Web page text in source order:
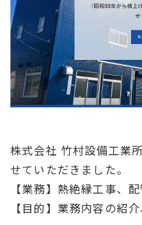
株式会社 竹村設備工業
せていただきました。
【業務】熱絶縁工事、
【目的】業務内容の紹